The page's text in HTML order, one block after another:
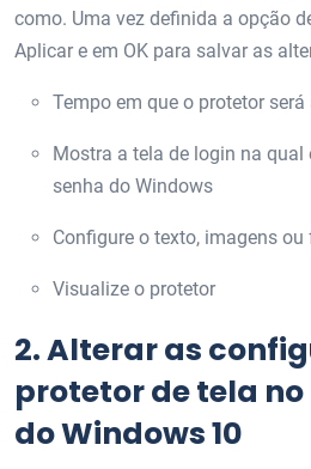
como. Uma vez definida a opção
Aplicar e em OK para salvar as
Tempo em que o protetor
Mostra a tela de login na qual
senha do Windows
Configure o texto, imagens
Visualize o protetor
2.Alterar as
protetor de tela
do Windows 10